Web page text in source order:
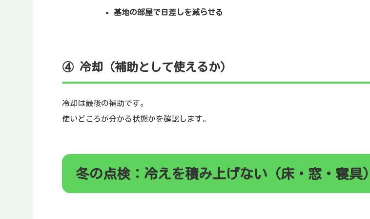
基地の部屋で日差しを減らせる
④ 冷却（補助として使えるか）
冷却は最後の補助です。
使いどころが分かる状態かを確認します。
冬の点検：冷えを積み上げない（床・窓・寝具）